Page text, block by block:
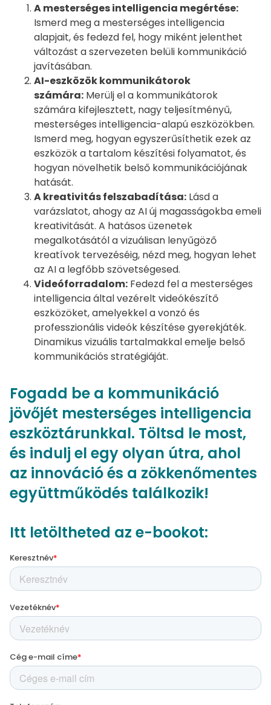
A mesterséges intelligencia megértése:
Ismerd meg a mesterséges intelligencia
alapjait, és fedezd fel, hogy miként jelenthet
változást a szervezeten belüli kommunikáció
javításában.
AI-eszközök kommunikátorok
számára: Merülj el a kommunikátorok
számára kifejlesztett, nagy teljesítményű,
mesterséges intelligencia-alapú eszközökben.
Ismerd meg, hogyan egyszerűsíthetik ezek az
eszközök a tartalom készítési folyamatot, és
hogyan növelhetik belső kommunikációjának
hatását.
A kreativitás felszabadítása: Lásd a
varázslatot, ahogy az AI új magasságokba emeli
kreativitását. A hatásos üzenetek
megalkotásától a vizuálisan lenyűgöző
kreatívok tervezéséig, nézd meg, hogyan lehet
az AI a legfőbb szövetségesed.
Videóforradalom: Fedezd fel a mesterséges
intelligencia által vezérelt videókészítő
eszközöket, amelyekkel a vonzó és
professzionális videók készítése gyerekjáték.
Dinamikus vizuális tartalmakkal emelje belső
kommunikációs stratégiáját.
Fogadd be a kommunikáció
jövőjét mesterséges intelligencia
eszköztárunkkal. Töltsd le most,
és indulj el egy olyan útra, ahol
az innováció és a zökkenőmentes
együttműködés találkozik!
Itt letöltheted az e-bookot: